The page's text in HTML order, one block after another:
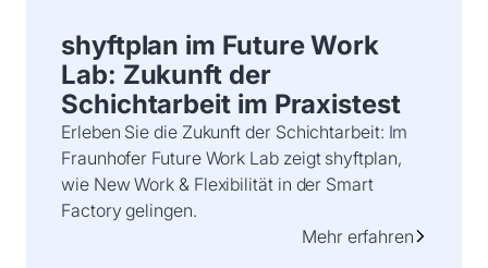
shyftplan im Future Work
Lab: Zukunft der
Schichtarbeit im Praxistest
Erleben Sie die Zukunft der Schichtarbeit: Im
Fraunhofer Future Work Lab zeigt shyftplan,
wie New Work & Flexibilität in der Smart
Factory gelingen.
Mehr erfahren